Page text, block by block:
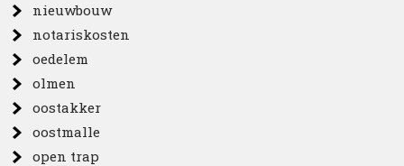
nieuwbouw
notariskosten
oedelem
olmen
oostakker
oostmalle
open trap